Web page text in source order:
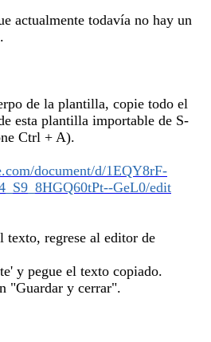
actualmente todavía no hay un
de la plantilla, copie todo el
esta plantilla importable de S-
Ctrl + A).
document/d/1EQY8rF-
GeL0/edit
texto, regrese al editor de
y pegue el texto copiado.
"Guardar y cerrar".